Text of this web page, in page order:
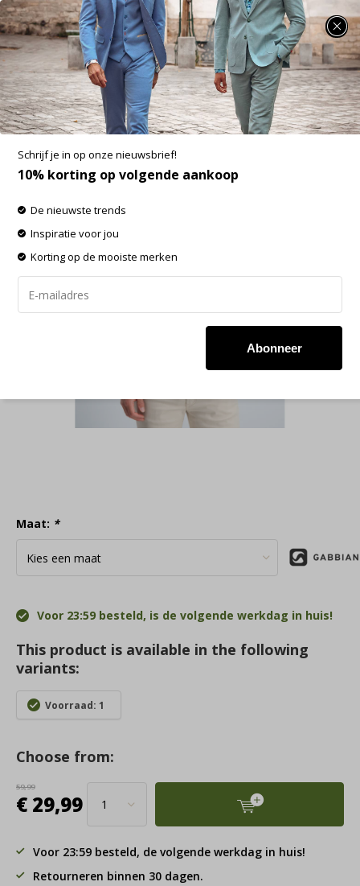
SUMMER SALE: 25% t/m 50% korting op heel veel zomerse items!
Gabbiano Polo Zipper Jersey Almond (2366219
LANCE - 994)
Aan verlanglijst toevoegen
Maat: *
Voor 23:59 besteld, is de volgende werkdag in huis!
This product is available in the following
variants:
Voorraad: 1
Choose from:
59,99
€ 29,99
Voor 23:59 besteld, de volgende werkdag in huis!
Retourneren binnen 30 dagen.
Schrijf je in op onze nieuwsbrief!
10% korting op volgende aankoop
De nieuwste trends
Inspiratie voor jou
Korting op de mooiste merken
Abonneer